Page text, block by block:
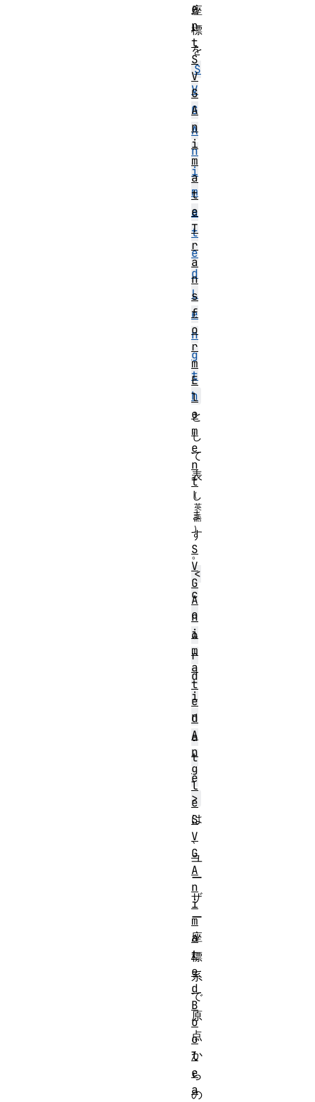
座
標
を
S
V
G
A
n
i
m
a
t
e
d
L
e
n
g
t
h
と
し
て
表
し
ま
す
。
<
c
o
o
r
d
i
n
a
t
e
>
は
、
ユ
ー
ザ
ー
座
標
系
で
原
点
か
ら
の
e
n
t
S
V
G
A
n
i
m
a
t
e
T
r
a
n
s
f
o
r
m
E
l
e
m
e
n
t
S
V
G
A
n
i
m
a
t
e
d
A
n
g
l
e
S
V
G
A
n
i
m
a
t
e
d
B
o
o
l
e
a